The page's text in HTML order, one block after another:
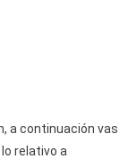
a continuación vas
relativo a